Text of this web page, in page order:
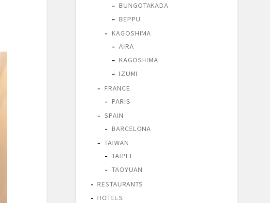
BUNGOTAKADA
BEPPU
KAGOSHIMA
AIRA
KAGOSHIMA
IZUMI
FRANCE
PARIS
SPAIN
BARCELONA
TAIWAN
TAIPEI
TAOYUAN
RESTAURANTS
HOTELS